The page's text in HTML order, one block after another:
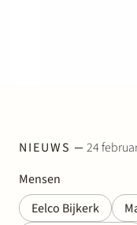
NIEUWS
24
Mensen
Eelco Bijkerk